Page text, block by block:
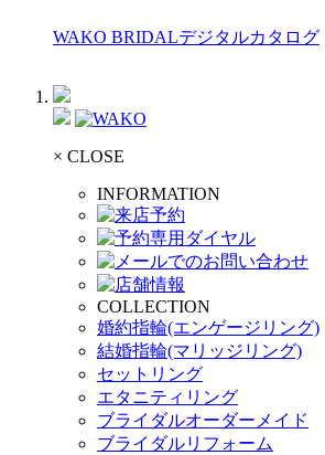
WAKO BRIDALデジタルカタログ
× CLOSE
INFORMATION
COLLECTION
婚約指輪(エンゲージリング)
結婚指輪(マリッジリング)
セットリング
エタニティリング
ブライダルオーダーメイド
ブライダルリフォーム